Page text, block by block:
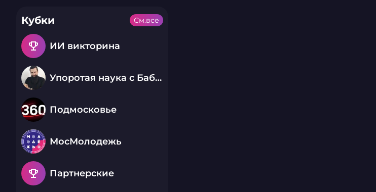
Кубки
emoji_events ИИ викторина
Упоротая наука с Бабаем Лютым
Подмосковье
МосМолодежь
emoji_events Партнерские
См.все